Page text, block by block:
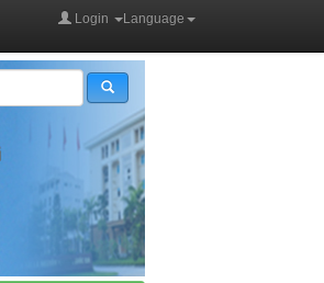
Language
Login